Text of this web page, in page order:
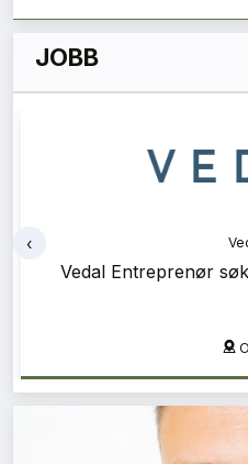
JOBB
Vedal Entreprenør
Vedal Entreprenør
‹